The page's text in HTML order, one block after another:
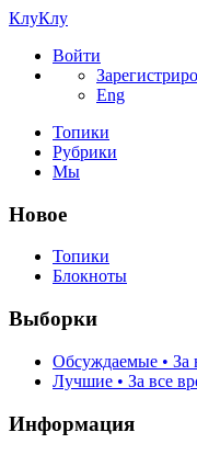
КлуКлу
Войти
Eng
Топики
Рубрики
Мы
Новое
Топики
Блокноты
Выборки
Обсуждаемые • За
Лучшие • За все
Информация